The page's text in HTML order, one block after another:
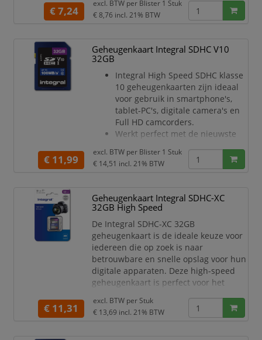
camcorders en smartphones.
Zorgen voor vloeiende video
digitale SLR camera's.
Sla meer apps, foto's, muziek,
en smartphone op dan ooit
tevoren!
Transfersnelheid tot
100Mb/seconde.
V
€ 7,24
excl. BTW per Blister 1 Stuk
€ 8,76 incl. 21% BTW
Geheugenkaart Integral SDHC V10
32GB
Integral High Speed SDHC klasse
10 geheugenkaarten zijn ideaal
voor gebruik in smartphone's,
tablet-PC's, digitale camera's en
Full HD camcorders.
Werkt perfect met de nieuwste
camcorders en smartphones.
Zorgen voor vloeiende video
digitale SLR camera's.
Sla meer apps, foto's, muziek,
games en video op uw tablet-PC
en smartphone op dan ooit
tevoren!
Transfersnelheid tot
100Mb/seconde.
V
€ 11,99
excl. BTW per Blister 1 Stuk
€ 14,51 incl. 21% BTW
Geheugenkaart Integral SDHC-XC
32GB High Speed
De Integral SDHC-XC 32GB
geheugenkaart is de ideale keuze voor
iedereen die op zoek is naar
betrouwbare en snelle opslag voor hun
digitale apparaten. Deze high-speed
geheugenkaart is perfect voor het
gegevens met hoge resolutie, waardoor
hij een must-have is voor zowel
€ 11,31
excl. BTW per Stuk
€ 13,69 incl. 21% BTW